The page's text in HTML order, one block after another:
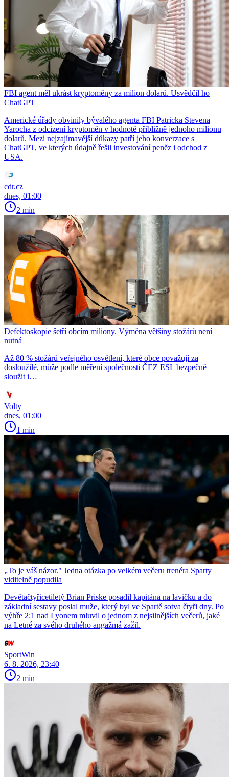
FBI agent měl ukrást kryptoměny za milion dolarů. Usvědčil ho
ChatGPT
Americké úřady obvinily bývalého agenta FBI Patricka Stevena
Yarocha z odcizení kryptoměn v hodnotě přibližně jednoho milionu
dolarů. Mezi nejzajímavější důkazy patří jeho konverzace s
ChatGPT, ve kterých údajně řešil investování peněz i odchod z
USA.
cdr.cz
dnes, 01:00
2 min
Defektoskopie šetří obcím miliony. Výměna většiny stožárů není
nutná
Až 80 % stožárů veřejného osvětlení, které obce považují za
dosloužilé, může podle měření společnosti ČEZ ESL bezpečně
sloužit i…
Volty
dnes, 01:00
1 min
„To je váš názor." Jedna otázka po velkém večeru trenéra Sparty
viditelně popudila
Devětačtyřicetiletý Brian Priske posadil kapitána na lavičku a do
základní sestavy poslal muže, který byl ve Spartě sotva čtyři dny. Po
výhře 2:1 nad Lyonem mluvil o jednom z nejsilnějších večerů, jaké
na Letné za svého druhého angažmá zažil.
SportWin
6. 8. 2026, 23:40
2 min